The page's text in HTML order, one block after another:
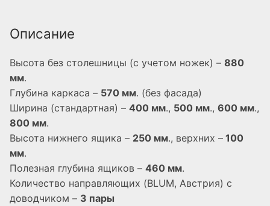
Описание
Высота без столешницы (с учетом ножек) – 880
мм.
Глубина каркаса – 570 мм. (без фасада)
Ширина (стандартная) – 400 мм., 500 мм., 600 мм.,
800 мм.
Высота нижнего ящика – 250 мм., верхних – 100
мм.
Полезная глубина ящиков – 460 мм.
Количество направляющих (BLUM, Австрия) с
доводчиком – 3 пары